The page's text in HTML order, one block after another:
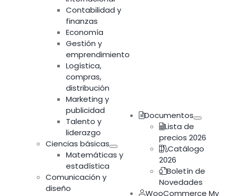
Contabilidad y
finanzas
Economía
Gestión y
emprendimiento
Logística,
compras,
distribución
Marketing y
publicidad
Talento y
liderazgo
Ciencias básicas
Matemáticas y
estadística
Comunicación y
diseño
Documentos
Lista de
precios 2026
Catálogo
2026
Boletín de
Novedades
WooCommerce My